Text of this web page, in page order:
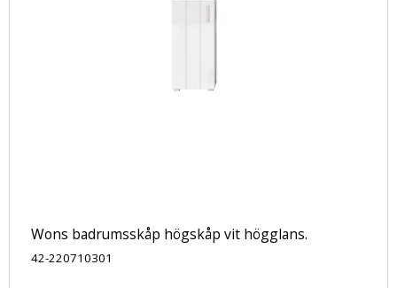
Wons badrumsskåp högskåp vit högglans.
42-220710301